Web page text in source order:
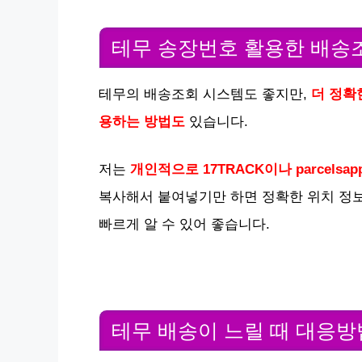
테무 송장번호 활용한 배송
테무의 배송조회 시스템도 좋지만, 더 정확
용하는 방법도 있습니다.
저는 개인적으로 17TRACK이나
복사해서 붙여넣기만 하면 정확한 위치 정
빠르게 알 수 있어 좋습니다.
테무 배송이 느릴 때 대응방